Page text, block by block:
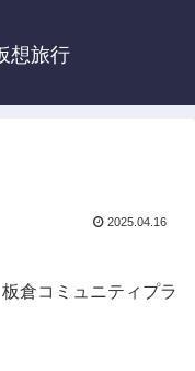
想旅行
2025.04.16
倉コミュニティプラ